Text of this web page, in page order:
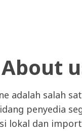
About
adalah salah
penyedia
lokal dan